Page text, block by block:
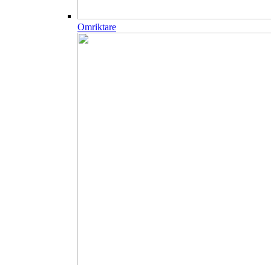
Omriktare